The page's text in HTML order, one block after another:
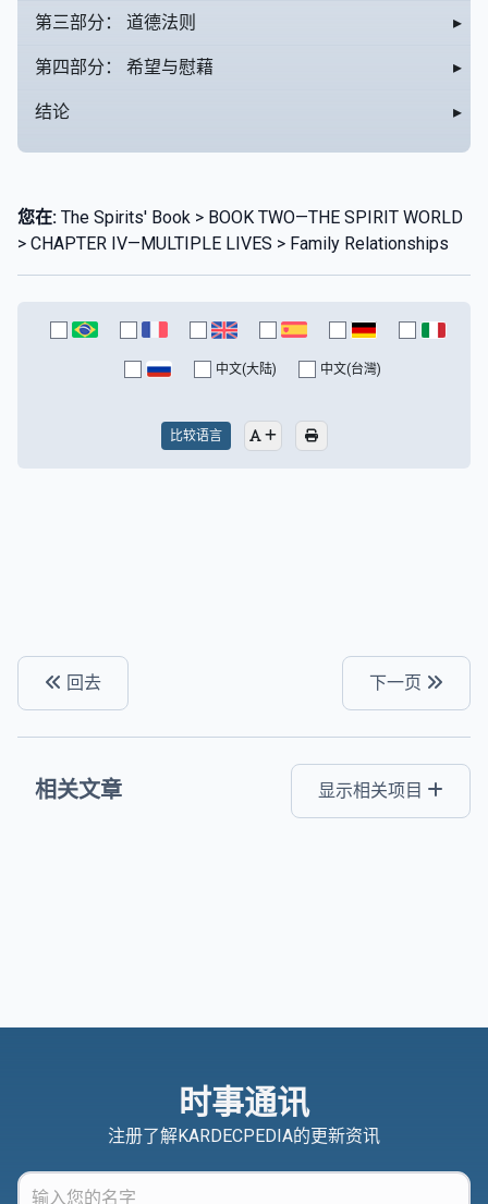
第三部分： 道德法则 ▸
第四部分： 希望与慰藉 ▸
结论 ▸
您在: The Spirits' Book > BOOK TWO—THE SPIRIT WORLD
> CHAPTER IV—MULTIPLE LIVES > Family Relationships
中文(大陆) 中文(台灣)
比较语言
回去 下一页
相关文章 显示相关项目
时事通讯
注册了解KARDECPEDIA的更新资讯